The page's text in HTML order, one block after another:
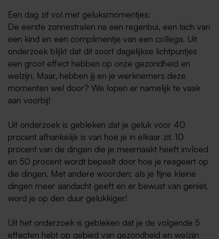
Een dag zit vol met geluksmomentjes:
De eerste zonnestralen na een regenbui, een lach van
een kind en een complimentje van een collega. Uit
onderzoek blijkt dat dit soort dagelijkse lichtpuntjes
een groot effect hebben op onze gezondheid en
welzijn. Maar, hebben jij en je werknemers deze
momenten wel door? We lopen er namelijk te vaak
aan voorbij!
Uit onderzoek is gebleken dat je geluk voor 40
procent afhankelijk is van hoe je in elkaar zit. 10
procent van de dingen die je meemaakt heeft invloed
en 50 procent wordt bepaalt door hoe je reageert op
die dingen. Met andere woorden: als je fijne kleine
dingen meer aandacht geeft en er bewust van geniet,
word je op den duur gelukkiger!
Uit het onderzoek is gebleken dat je de volgende 5
effecten hebt op gebied van gezondheid en welzijn